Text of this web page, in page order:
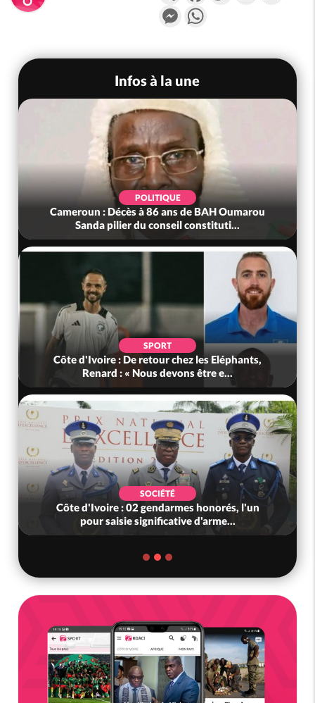
Messenger
Infos à la une
POLITIQUE
Cameroun : Décès à 86 ans de BAH Oumarou
Sanda pilier du conseil constituti...
SPORT
Côte d'Ivoire : De retour chez les Eléphants,
Renard : « Nous devons être e...
SOCIÉTÉ
Côte d'Ivoire : 02 gendarmes honorés, l'un
pour saisie significative d'arme...